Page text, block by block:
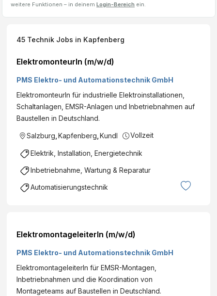
weitere Funktionen – in deinem Login-Bereich ein.
45 Technik Jobs in Kapfenberg
ElektromonteurIn (m/w/d)
PMS Elektro- und Automationstechnik GmbH
ElektromonteurIn für industrielle Elektroinstallationen,
Schaltanlagen, EMSR-Anlagen und Inbetriebnahmen auf
Baustellen in Deutschland.
Salzburg Kapfenberg Kundl Vollzeit
Elektrik, Installation, Energietechnik
Inbetriebnahme, Wartung & Reparatur
Automatisierungstechnik
ElektromontageleiterIn (m/w/d)
PMS Elektro- und Automationstechnik GmbH
ElektromontageleiterIn für EMSR-Montagen,
Inbetriebnahmen und die Koordination von
Montageteams auf Baustellen in Deutschland.